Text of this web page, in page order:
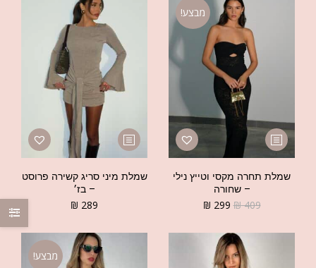
מבצע!
שמלת תחרה מקסי וטייץ נילי
– שחורה
₪409
₪ 299
שמלת מיני סריג קשירה פרוסט
– בז׳
₪ 289
מבצע!